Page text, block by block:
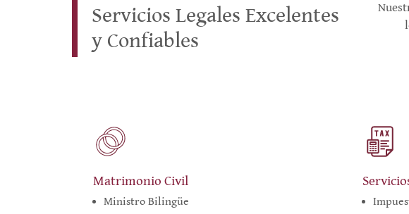
Servicios Legales Excelentes
y Confiables
Matrimonio Civil
Ministro Bilingüe